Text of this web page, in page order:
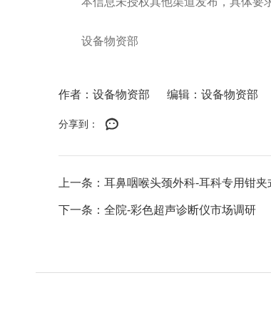
设备物资部
作者：设备物资部 编辑：设备物资部
分享到：
上一条：耳鼻咽喉头颈外科-耳科专用钳
下一条：全院-彩色超声诊断仪市场调研